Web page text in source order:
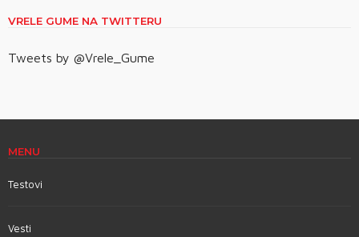
VRELE GUME NA TWITTERU
Tweets by @Vrele_Gume
MENU
Testovi
Vesti